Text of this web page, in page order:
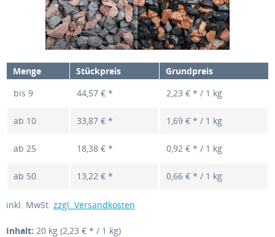
Menge Stückpreis
Grundpreis
bis 9 44,57 € * 2,23 € * / 1 kg
ab 10 33,87 € * 1,69 € * / 1 kg
ab 25 18,38 € * 0,92 € * / 1 kg
ab 50 13,22 € * 0,66 € * / 1 kg
inkl. MwSt. zzgl. Versandkosten
Inhalt: 20 kg (2,23 € * / 1 kg)